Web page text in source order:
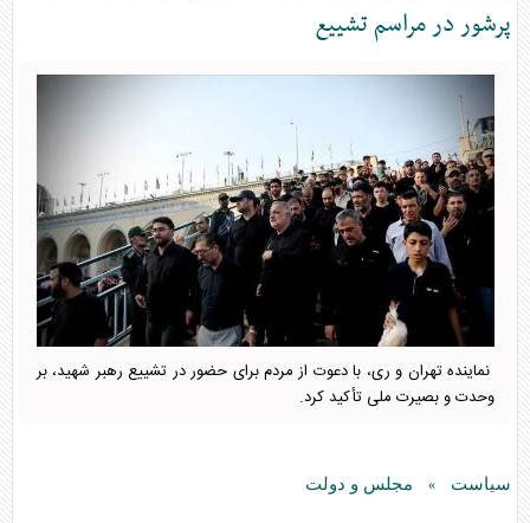
پرشور در مراسم تشییع
نماینده تهران و ری، با دعوت از مردم برای حضور در تشییع رهبر شهید، بر
وحدت و بصیرت ملی تأکید کرد.
سیاست » مجلس و دولت